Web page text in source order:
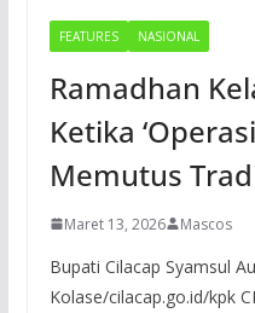
FEATURES NASIONAL
Ramadhan
Ketika
Memutus
Maret 13, 2026 Mascos
Bupati Cilacap Syamsul
Kolase/cilacap.go.id/kpk